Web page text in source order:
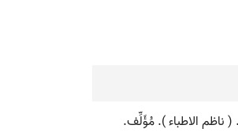
الاطباء ). مُؤَلِّف.